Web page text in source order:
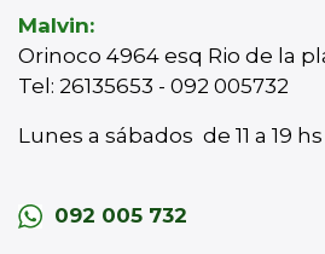
Malvin:
Orinoco 4964 esq Rio de la
Tel: 26135653 - 092 005732
Lunes a sábados de 11 a 19 hs
092 005 732